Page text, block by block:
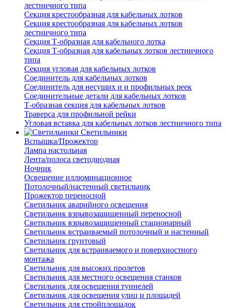
лестничного типа
Секция крестообразная для кабельных лотков
Секция крестообразная для кабельных лотков
лестничного типа
Секция Т-образная для кабельного лотка
Секция Т-образная для кабельных лотков лестничного
типа
Секция угловая для кабельных лотков
Соединитель для кабельных лотков
Соединитель для несущих и и профильных реек
Соединительные детали для кабельных лотков
Т-образная секция для кабельных лотков
Траверса для профильной рейки
Угловая вставка для кабельных лотков лестничного типа
Светильники
Вспышка/Прожектор
Лампа настольная
Лента/полоса светодиодная
Ночник
Освещение иллюминационное
Потолочный/настенный светильник
Прожектор переносной
Светильник аварийного освещения
Светильник взрывозащищенный переносной
Светильник взрывозащищенный стационарный
Светильник встраиваемый потолочный и настенный
Светильник грунтовый
Светильник для встраиваемого и поверхностного
монтажа
Светильник для высоких пролетов
Светильник для местного освещения станков
Светильник для освещения туннелей
Светильник для освещения улиц и площадей
Светильник для стройплощадок